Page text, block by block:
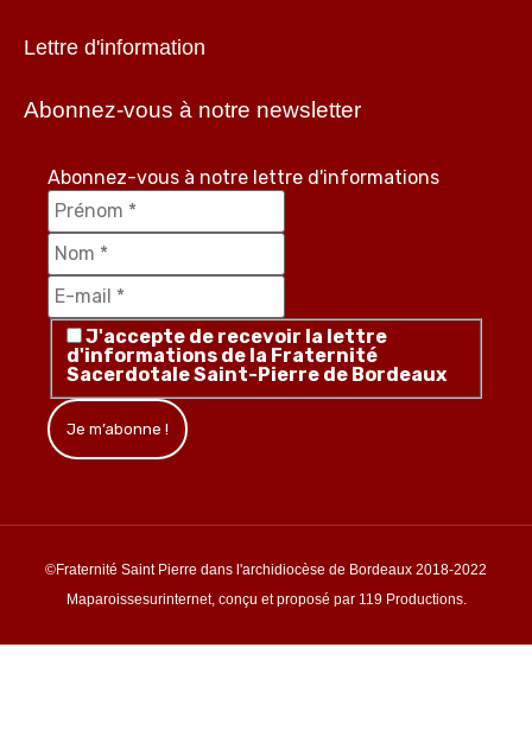
Lettre d'information
Abonnez-vous à notre newsletter
Abonnez-vous à notre lettre d'informations
J'accepte de recevoir la lettre
d'informations de la Fraternité
Sacerdotale Saint-Pierre de Bordeaux
©Fraternité Saint Pierre dans l'archidiocèse de Bordeaux 2018-2022
Maparoissesurinternet, conçu et proposé par 119 Productions.